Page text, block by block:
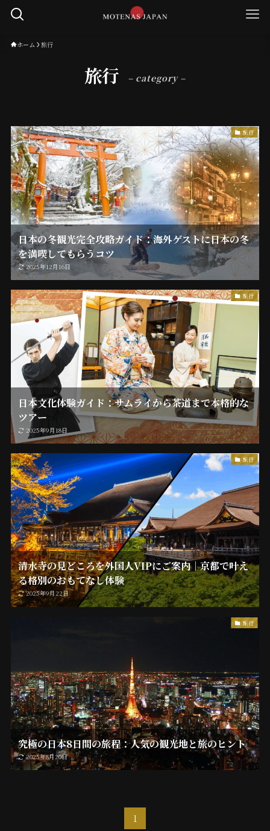
ホーム 旅行
旅行 – category –
旅行
日本の冬観光完全攻略ガイド：海外ゲストに日本の冬
を満喫してもらうコツ
2025年12月16日
旅行
日本文化体験ガイド：サムライから茶道まで本格的な
ツアー
2025年9月18日
旅行
清水寺の見どころを外国人VIPにご案内｜京都で叶え
る格別のおもてなし体験
2025年9月22日
旅行
究極の日本8日間の旅程：人気の観光地と旅のヒント
2025年8月20日
1